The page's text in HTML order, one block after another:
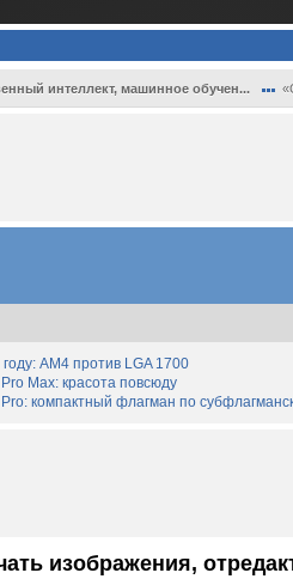
интеллект, машинное обучен...
AM4 против LGA 1700
Max: красота повсюду
компактный флагман по
изображения,